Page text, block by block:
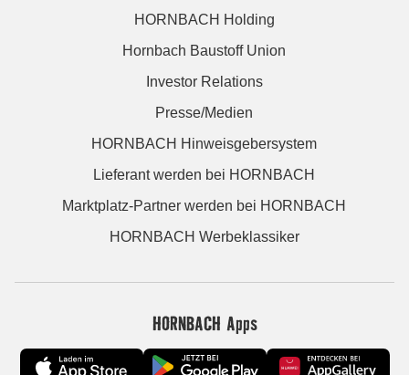
HORNBACH Holding
Hornbach Baustoff Union
Investor Relations
Presse/Medien
HORNBACH Hinweisgebersystem
Lieferant werden bei HORNBACH
Marktplatz-Partner werden bei HORNBACH
HORNBACH Werbeklassiker
HORNBACH Apps